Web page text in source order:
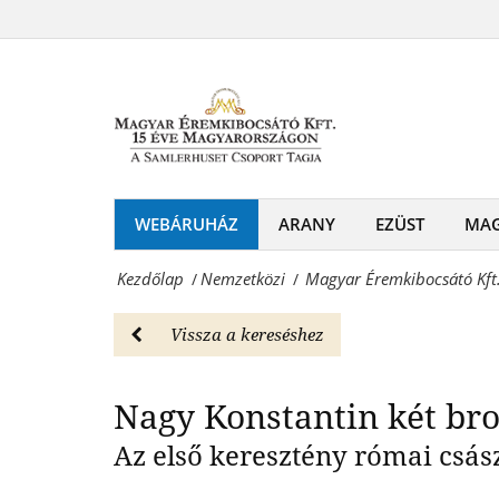
-
Konstantinápoly
történelmi
érmeszett
Nemzetközi
Magyar
WEBÁRUHÁZ ARANY EZÜST
Kezdőlap /Nemzetközi / Magyar Éremkibocsátó
Vissza a kereséshez
Nagy Konstantin két
Az első keresztény római
Nagy
Magyar
és
emlékérmek